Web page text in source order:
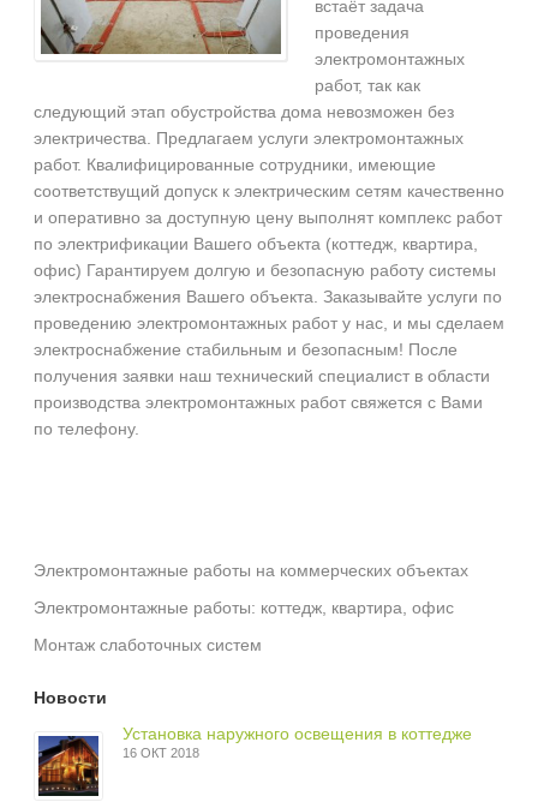
встаёт задача
проведения
электромонтажных
работ, так как
следующий этап обустройства дома невозможен без
электричества. Предлагаем услуги электромонтажных
работ. Квалифицированные сотрудники, имеющие
соответствущий допуск к электрическим сетям качественно
и оперативно за доступную цену выполнят комплекс работ
по электрификации Вашего объекта (коттедж, квартира,
офис) Гарантируем долгую и безопасную работу системы
электроснабжения Вашего объекта. Заказывайте услуги по
проведению электромонтажных работ у нас, и мы сделаем
электроснабжение стабильным и безопасным! После
получения заявки наш технический специалист в области
производства электромонтажных работ свяжется с Вами
по телефону.
Электромонтажные работы на коммерческих объектах
Электромонтажные работы: коттедж, квартира, офис
Монтаж слаботочных систем
Новости
Установка наружного освещения в коттедже
16 ОКТ 2018